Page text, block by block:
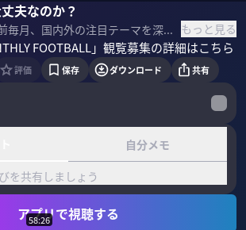
夫なのか？
毎月、国内外の注目テーマを深掘りする「マンスリー・フットボール」。今月は、マンチェスターUの凋落、森保ジャパンの現状と不安、カキーノ移籍情報の振り返りなどをテーマに徹底議論。 公開収録イベント「MONTHLY FOOTBALL」観覧募集 日程：2025年10月28日（火） もっと見る
ラユウスケ
FOOTBALL」観覧募集の詳細はこちら
評価 保存 ダウンロード 共有
自分メモ
を共有しましょう
アプリで視聴する
58:26